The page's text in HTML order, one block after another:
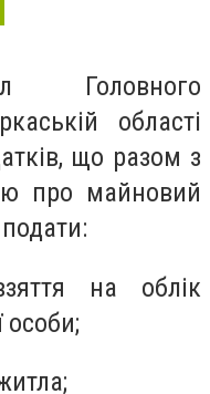
Головного
області
що разом з
про майновий
на облік
особи;